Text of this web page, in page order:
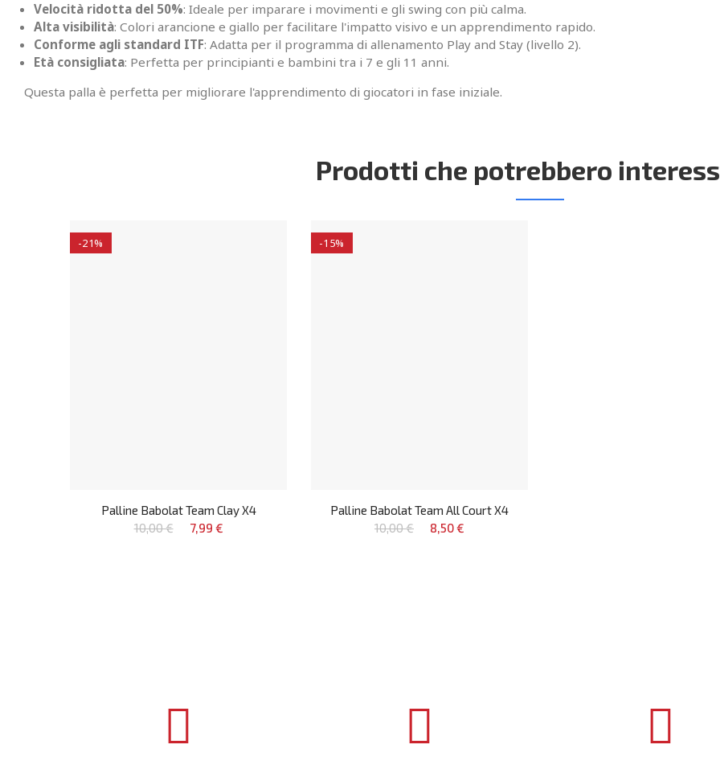
Velocità ridotta del 50%: Ideale per imparare i movimenti e gli swing con più calma.
Alta visibilità: Colori arancione e giallo per facilitare l'impatto visivo e un apprendimento rapido.
Conforme agli standard ITF: Adatta per il programma di allenamento Play and Stay (livello 2).
Età consigliata: Perfetta per principianti e bambini tra i 7 e gli 11 anni.
Questa palla è perfetta per migliorare l'apprendimento di giocatori in fase iniziale.
Prodotti che potrebbero
-21%
Palline Babolat Team Clay X4
10,00 €
7,99 €
-15%
Palline Babolat Team All Court X4
10,00 €
8,50 €